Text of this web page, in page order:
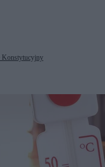
Konstytucyjny